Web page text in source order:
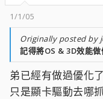
1/1/05
Originally posted by
記得將OS & 3D效能
弟已經有做過優化
只是顯卡驅動去哪